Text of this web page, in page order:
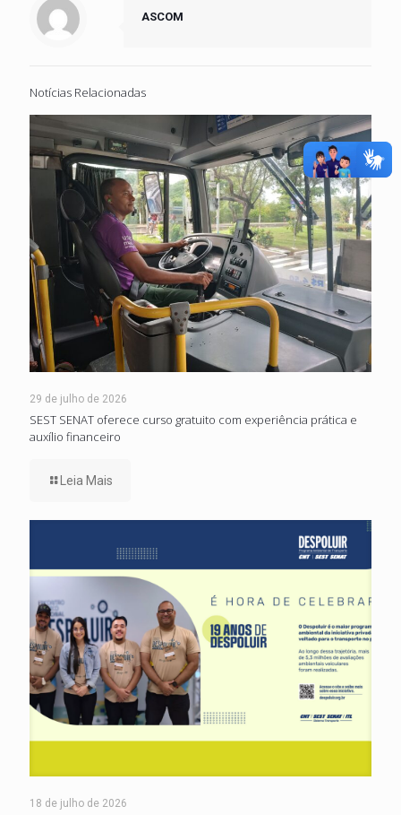
ASCOM
Notícias Relacionadas
29 de julho de 2026
SEST SENAT oferece curso gratuito com experiência prática e
auxílio financeiro
Leia Mais
18 de julho de 2026